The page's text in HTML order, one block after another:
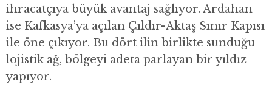
ihracatçıya büyük avantaj sağlıyor. Ardahan
ise Kafkasya’ya açılan Çıldır-Aktaş Sınır Kapısı
ile öne çıkıyor. Bu dört ilin birlikte sunduğu
lojistik ağ, bölgeyi adeta parlayan bir yıldız
yapıyor.